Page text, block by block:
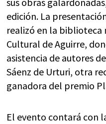
edición. La
realizó en la biblioteca
Cultural de Aguirre,
asistencia de autores
Sáenz de Urturi, otra
ganadora del premio
El evento contará con